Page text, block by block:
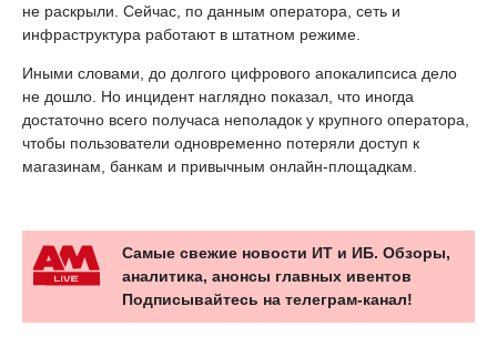
не раскрыли. Сейчас, по данным оператора, сеть и
инфраструктура работают в штатном режиме.
Иными словами, до долгого цифрового апокалипсиса дело
не дошло. Но инцидент наглядно показал, что иногда
достаточно всего получаса неполадок у крупного оператора,
чтобы пользователи одновременно потеряли доступ к
магазинам, банкам и привычным онлайн-площадкам.
Самые свежие новости ИТ и ИБ. Обзоры,
аналитика, анонсы главных ивентов
Подписывайтесь на телеграм-канал!